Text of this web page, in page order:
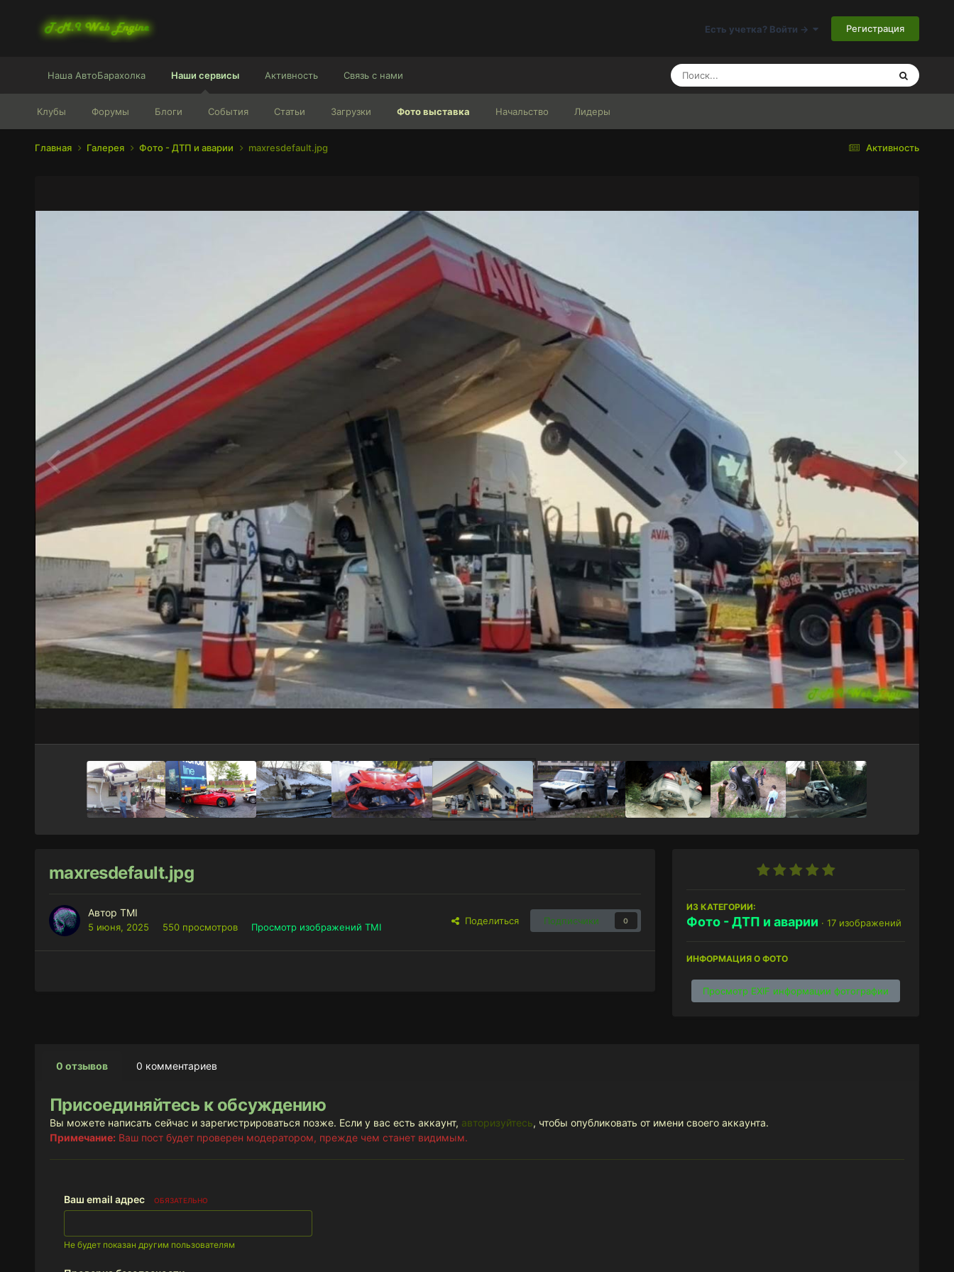
Есть учетка? Войти -> Регистрация
Наша АвтоБарахолка Наши сервисы
Клубы Форумы Блоги События Статьи Загрузки Фото выставка Начальство Лидеры
Активность Связь с нами
Активность
Главная Галерея Фото - ДТП и аварии maxresdefault.jpg
maxresdefault.jpg
Автор TMI
5 июня, 2025 550 просмотров Просмотр изображений TMI
Поделиться Подписчики 0
ИЗ КАТЕГОРИИ:
Фото - ДТП и аварии · 17 изображений
ИНФОРМАЦИЯ О ФОТО
Просмотр EXIF информации фотографии
0 отзывов 0 комментариев
Присоединяйтесь к обсуждению
Вы можете написать сейчас и зарегистрироваться позже. Если у вас есть аккаунт, авторизуйтесь, чтобы опубликовать от имени своего аккаунта.
Примечание:Ваш пост будет проверен модератором, прежде чем станет видимым.
Ваш email адрес ОБЯЗАТЕЛЬНО
Не будет показан другим пользователям